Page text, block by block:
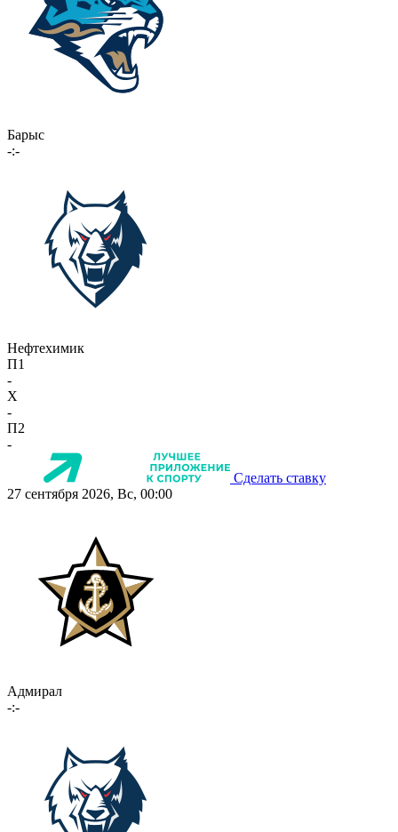
Барыс
-:-
Нефтехимик
П1
-
X
-
П2
-
Сделать ставку
27 сентября 2026, Вс, 00:00
Адмирал
-:-